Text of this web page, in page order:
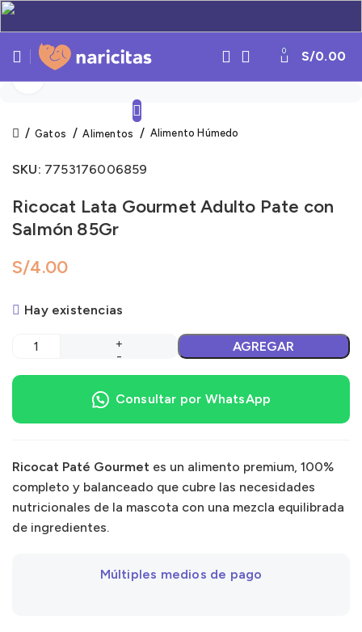
0 S/0.00
Gatos Alimentos Alimento Húmedo
SKU: 7753176006859
Ricocat Lata Gourmet Adulto Pate con
Salmón 85Gr
S/
Hay existencias
AGREGAR
Consultar por WhatsApp
Ricocat Paté Gourmet es un alimento premium, 100%
completo y balanceado que cubre las necesidades
nutricionales de la mascota con una mezcla equilibrada
de ingredientes.
Múltiples medios de pago